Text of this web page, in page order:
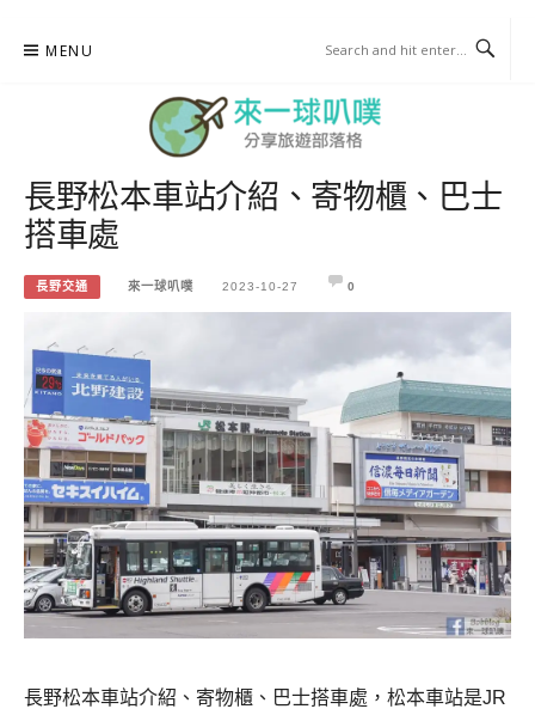
MENU
來一球叭噗
分享日本自助部落格
長野松本車站介紹、寄物櫃、巴士
搭車處
長野交通 來一球叭噗 2023-10-27 0
長野松本車站介紹、寄物櫃、巴士搭車處，松本車站是JR